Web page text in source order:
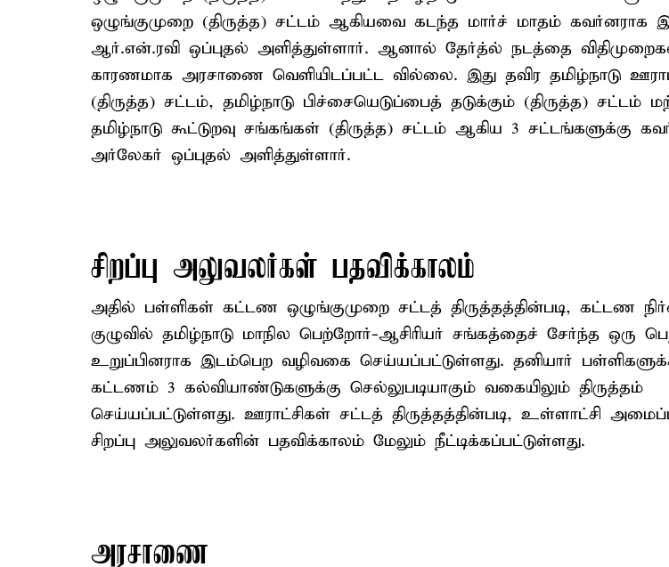
ஒழுங்குமுறை (திருத்த) சட்டம் ஆகியவை கடந்த மார்ச் மாதம் கவர்னராக
ஆர்.என்.ரவி ஒப்புதல் அளித்துள்ளார். ஆனால் தேர்த்ல் நடத்தை
காரணமாக அரசாணை வெளியிடப்பட்ட வில்லை. இது தவிர தமிழ்நாடு
(திருத்த) சட்டம், தமிழ்நாடு பிச்சையெடுப்பைத் தடுக்கும் (திருத்த) சட்டம்
தமிழ்நாடு கூட்டுறவு சங்கங்கள் (திருத்த) சட்டம் ஆகிய 3 சட்டங்களுக்கு
அர்லேகர் ஒப்புதல் அளித்துள்ளார்.
சிறப்பு அலுவலர்கள் பதவிக்காலம்
அதில் பள்ளிகள் கட்டண ஒழுங்குமுறை சட்டத் திருத்தத்தின்படி, கட்டண
குழுவில் தமிழ்நாடு மாநில பெற்றோர்-ஆசிரியர் சங்கத்தைச் சேர்ந்த ஒரு
உறுப்பினராக இடம்பெற வழிவகை செய்யப்பட்டுள்ளது. தனியார்
கட்டணம் 3 கல்வியாண்டுகளுக்கு செல்லுபடியாகும் வகையிலும் திருத்தம்
செய்யப்பட்டுள்ளது. ஊராட்சிகள் சட்டத் திருத்தத்தின்படி, உள்ளாட்சி
சிறப்பு அலுவலர்களின் பதவிக்காலம் மேலும் நீட்டிக்கப்பட்டுள்ளது.
அரசாணை